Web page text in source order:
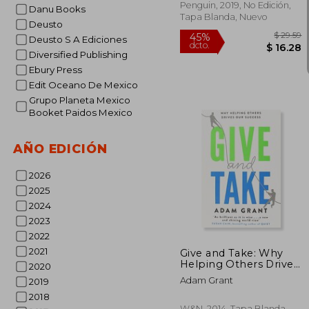
Danu Books
Deusto
Deusto S A Ediciones
Diversified Publishing
Ebury Press
Edit Oceano De Mexico
Grupo Planeta Mexico
Booket Paidos Mexico
AÑO EDICIÓN
2026
2025
2024
2023
2022
2021
2020
2019
2018
Penguin, 2019, No Edición,
Tapa Blanda, Nuevo
45%
dcto.
Give and Take: Why
Helping Others Drives
our Success (en
Inglés)
Adam Grant